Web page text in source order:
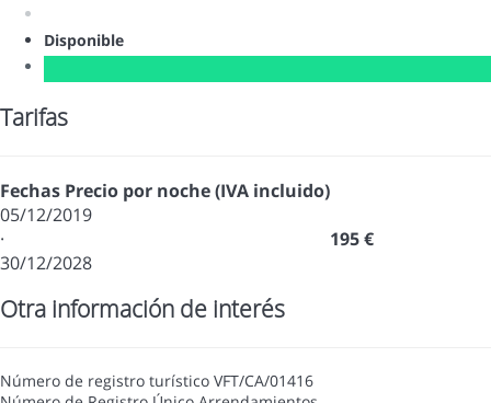
Disponible
Tarifas
Fechas Precio por noche (IVA incluido)
05/12/2019
·
30/12/2028
195 €
Otra información de interés
Número de registro turístico VFT/CA/01416